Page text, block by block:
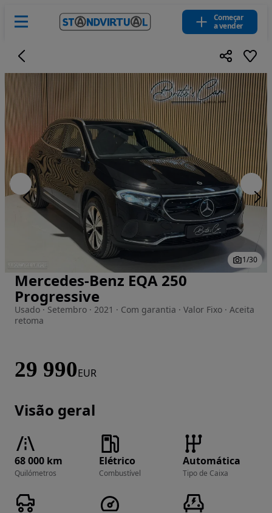
Começar
a vender
Imagem 1 de 30
1/30
Mercedes-Benz EQA 250
Progressive
Usado · Setembro · 2021 · Com garantia · Valor Fixo · Aceita
retoma
29 990EUR
Visão geral
68 000 km
Quilómetros
Elétrico
Combustível
Automática
Tipo de Caixa